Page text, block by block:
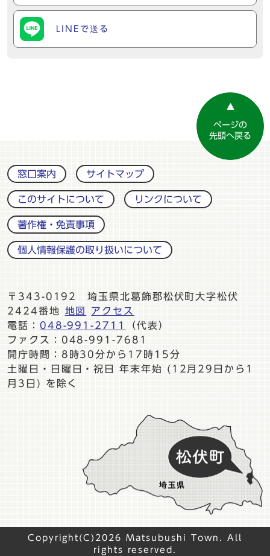
LINEで送る
ページの
先頭へ戻る
窓口案内 サイトマップ
このサイトについて リンクについて
著作権・免責事項
個人情報保護の取り扱いについて
〒343-0192 埼玉県北葛飾郡松伏町大字松伏
2424番地
地図
アクセス
電話： 048-991-2711
（代表）
ファクス：048-991-7681
開庁時間：8時30分から17時15分
土曜日・日曜日・祝日 年末年始 (12月29日から1
月3日) を除く
Copyright(C)2026 Matsubushi Town. All
rights reserved.